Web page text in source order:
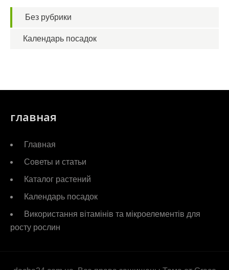
Без рубрики
Календарь посадок
главная
Главная
Советы и статьи
Каталог растений
Календарь посадок
Використання вітамінів та мікроелементів для
росту рослин